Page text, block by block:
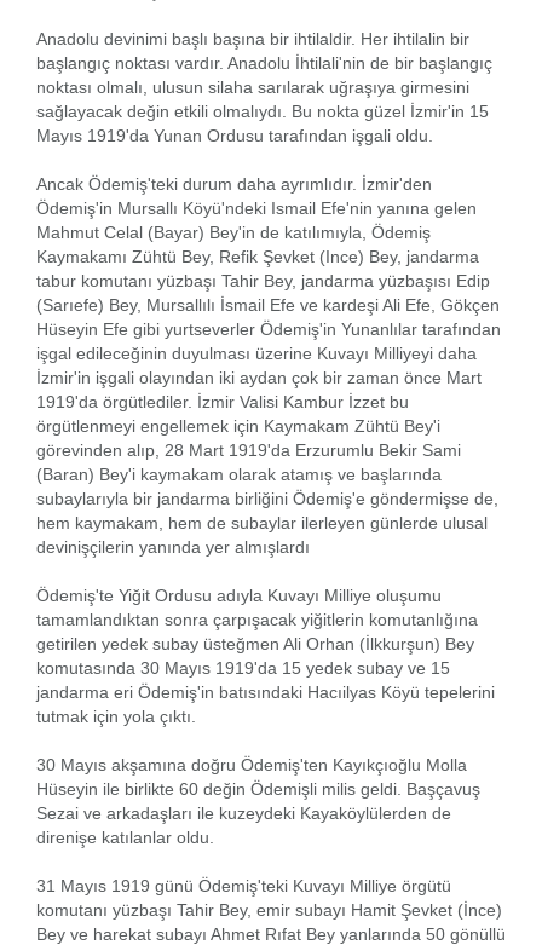
Anadolu devinimi başlı başına bir ihtilaldir. Her ihtilalin bir
başlangıç noktası vardır. Anadolu İhtilali'nin de bir başlangıç
noktası olmalı, ulusun silaha sarılarak uğraşıya girmesini
sağlayacak değin etkili olmalıydı. Bu nokta güzel İzmir'in 15
Mayıs 1919'da Yunan Ordusu tarafından işgali oldu.
Ancak Ödemiş'teki durum daha ayrımlıdır. İzmir'den
Ödemiş'in Mursallı Köyü'ndeki Ismail Efe'nin yanına gelen
Mahmut Celal (Bayar) Bey'in de katılımıyla, Ödemiş
Kaymakamı Zühtü Bey, Refik Şevket (Ince) Bey, jandarma
tabur komutanı yüzbaşı Tahir Bey, jandarma yüzbaşısı Edip
(Sarıefe) Bey, Mursallılı İsmail Efe ve kardeşi Ali Efe, Gökçen
Hüseyin Efe gibi yurtseverler Ödemiş'in Yunanlılar tarafından
işgal edileceğinin duyulması üzerine Kuvayı Milliyeyi daha
İzmir'in işgali olayından iki aydan çok bir zaman önce Mart
1919'da örgütlediler. İzmir Valisi Kambur İzzet bu
örgütlenmeyi engellemek için Kaymakam Zühtü Bey'i
görevinden alıp, 28 Mart 1919'da Erzurumlu Bekir Sami
(Baran) Bey'i kaymakam olarak atamış ve başlarında
subaylarıyla bir jandarma birliğini Ödemiş'e göndermişse de,
hem kaymakam, hem de subaylar ilerleyen günlerde ulusal
devinişçilerin yanında yer almışlardı
Ödemiş'te Yiğit Ordusu adıyla Kuvayı Milliye oluşumu
tamamlandıktan sonra çarpışacak yiğitlerin komutanlığına
getirilen yedek subay üsteğmen Ali Orhan (İlkkurşun) Bey
komutasında 30 Mayıs 1919'da 15 yedek subay ve 15
jandarma eri Ödemiş'in batısındaki Hacıilyas Köyü tepelerini
tutmak için yola çıktı.
30 Mayıs akşamına doğru Ödemiş'ten Kayıkçıoğlu Molla
Hüseyin ile birlikte 60 değin Ödemişli milis geldi. Başçavuş
Sezai ve arkadaşları ile kuzeydeki Kayaköylülerden de
direnişe katılanlar oldu.
31 Mayıs 1919 günü Ödemiş'teki Kuvayı Milliye örgütü
komutanı yüzbaşı Tahir Bey, emir subayı Hamit Şevket (İnce)
Bey ve harekat subayı Ahmet Rıfat Bey yanlarında 50 gönüllü